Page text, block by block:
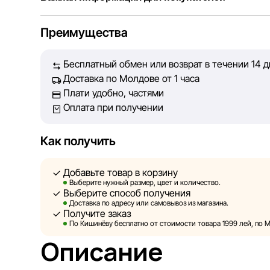
Каждый день мы работаем над тем, чтобы
Наша цель — обеспечить вас достоверной
принять лучшее решение о покупке.
Однако, несмотря на постоянный контроль,
технических ошибок или сбоев. Мы также не
быть размещены на нашем сайте.
Sportlandia оставляет за собой право в
предварительного уведомления вносить
и потребительские свойства товаров.
являются смоделированными и служат
информация о товарах предоставляется в
Преимущества
Бесплатный обмен или возврат в течении 14
Доставка по Молдове от 1 часа
Плати удобно, частями
Оплата при получении
Как получить
Добавьте товар в корзину
Выберите нужный размер, цвет и количество.
Выберите способ получения
Доставка по адресу или самовывоз из магазина.
Получите заказ
По Кишинёву бесплатно от стоимости товара 1999 лей, по
Описание